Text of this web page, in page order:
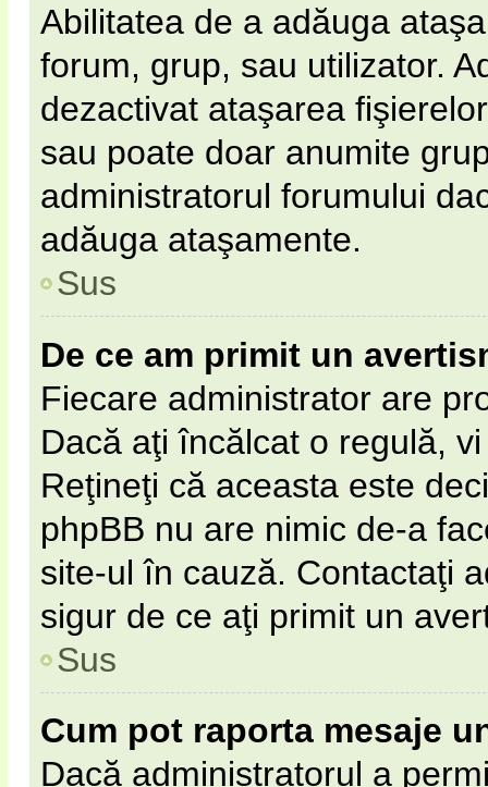
Abilitatea de a adăuga
forum, grup, sau utilizator.
dezactivat ataşarea
sau poate doar anumite
administratorul forumului
adăuga ataşamente.
Sus
De ce am primit un
Fiecare administrator are
Dacă aţi încălcat o regulă,
Reţineţi că aceasta este
phpBB nu are nimic de-a
site-ul în cauză. Contactaţi
sigur de ce aţi primit un
Sus
Cum pot raporta mesaje
Dacă administratorul a